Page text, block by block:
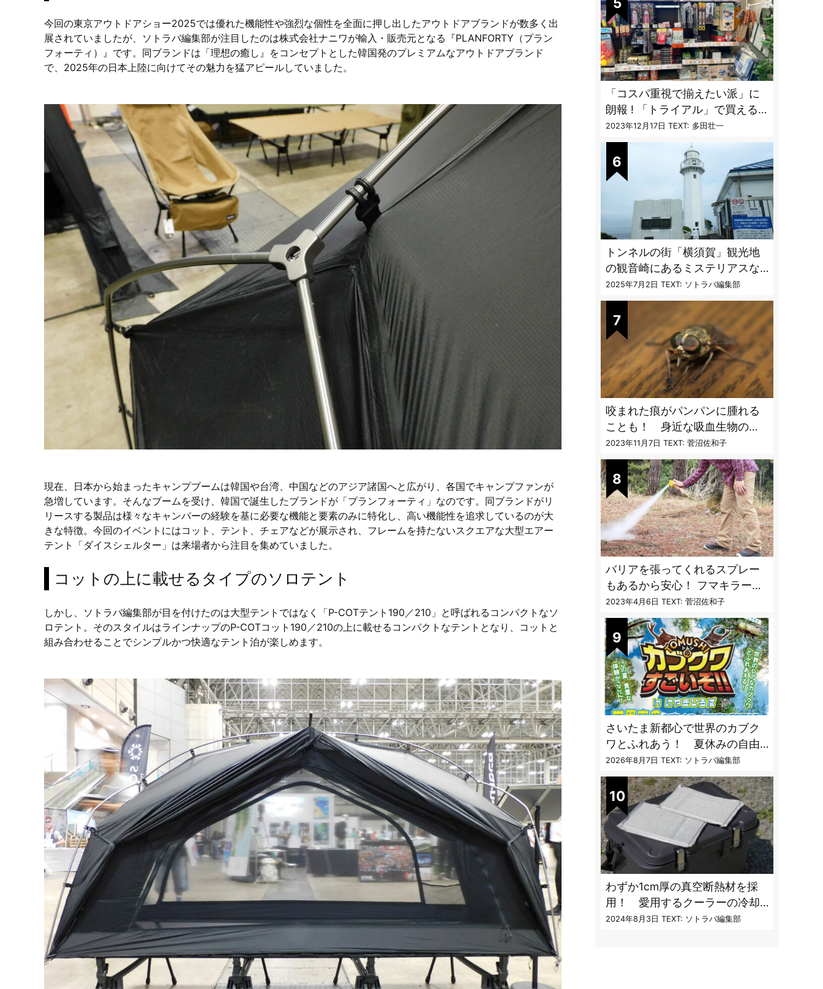
今回の東京アウトドアショー2025では優れた機能性や強烈な個性を全面に押し出したアウトドアブランドが数多く出
展されていましたが、ソトラバ編集部が注目したのは株式会社ナニワが輸入・販売元となる『PLANFORTY（プラン
フォーティ）』です。同ブランドは「理想の癒し』をコンセプトとした韓国発のプレミアムなアウトドアブランド
で、2025年の日本上陸に向けてその魅力を猛アピールしていました。
現在、日本から始まったキャンプブームは韓国や台湾、中国などのアジア諸国へと広がり、各国でキャンプファンが
急増しています。そんなブームを受け、韓国で誕生したブランドが「プランフォーティ」なのです。同ブランドがリ
リースする製品は様々なキャンパーの経験を基に必要な機能と要素のみに特化し、高い機能性を追求しているのが大
きな特徴。今回のイベントにはコット、テント、チェアなどが展示され、フレームを持たないスクエアな大型エアー
テント「ダイスシェルター」は来場者から注目を集めていました。
コットの上に載せるタイプのソロテント
しかし、ソトラバ編集部が目を付けたのは大型テントではなく「P-COTテント190／210」と呼ばれるコンパクトなソ
ロテント。そのスタイルはラインナップのP-COTコット190／210の上に載せるコンパクトなテントとなり、コットと
組み合わせることでシンプルかつ快適なテント泊が楽しめます。
「コスパ重視で揃えたい派」に
朗報 ! 「トライアル」で買える
キャンプ道具7品
2023年12月17日 TEXT: 多田壮一
トンネルの街「横須賀」観光地
の観音崎にあるミステリアスな
隧道を歩く
2025年7月2日 TEXT: ソトラバ編集部
咬まれた痕がパンパンに腫れる
ことも！ 身近な吸血生物の
〝生態と対策〟【vol.04 ア
ブ・ブユ・ヌカカ】
2023年11月7日 TEXT: 菅沼佐和子
バリアを張ってくれるスプレー
もあるから安心！ フマキラーに
聞く「最強の虫撃退グッズ
vol.4」【キャンプサイトで使う
虫よけ】
2023年4月6日 TEXT: 菅沼佐和子
さいたま新都心で世界のカブク
ワとふれあう！ 夏休みの自由
研究にも最適な昆虫イベント
2026年8月7日 TEXT: ソトラバ編集部
わずか1cm厚の真空断熱材を採
用！ 愛用するクーラーの冷却
性能をアプデする極薄断熱パネ
2024年8月3日 TEXT: ソトラバ編集部